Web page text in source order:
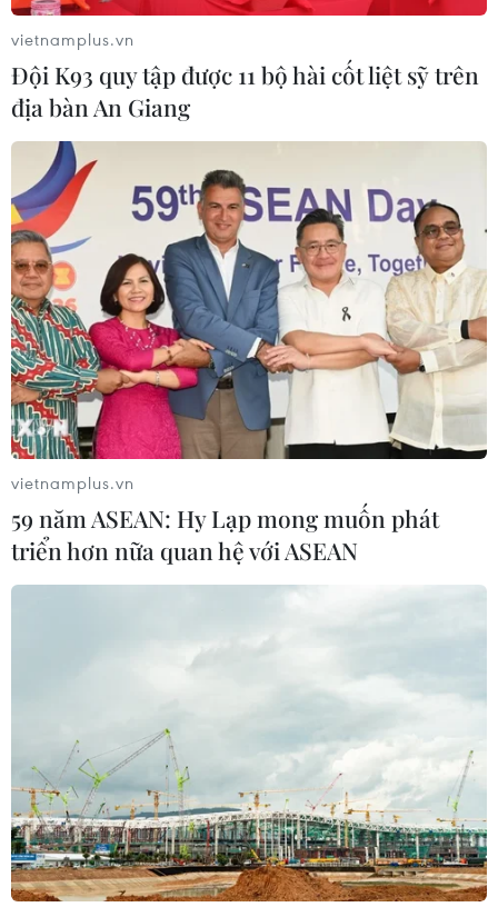
vietnamplus.vn
Đội K93 quy tập được 11 bộ hài cốt liệt sỹ trên
địa bàn An Giang
vietnamplus.vn
59 năm ASEAN: Hy Lạp mong muốn phát
triển hơn nữa quan hệ với ASEAN